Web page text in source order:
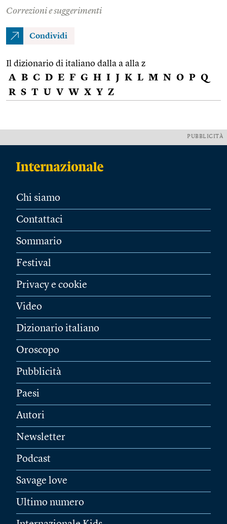
Correzioni e suggerimenti
Condividi
Il dizionario di italiano dalla a alla z
A B C D E F G H I J K L M N O P Q
R S T U V W X Y Z
PUBBLICITÀ
Chi siamo
Contattaci
Sommario
Festival
Privacy e cookie
Video
Dizionario italiano
Oroscopo
Pubblicità
Paesi
Autori
Newsletter
Podcast
Savage love
Ultimo numero